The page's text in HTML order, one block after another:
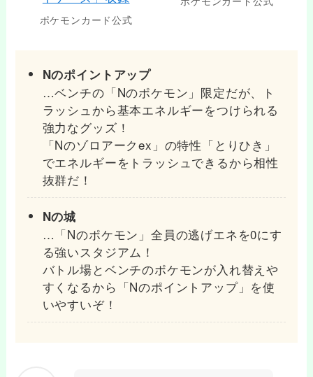
ポケモンカード公式
Nのポイントアップ
…ベンチの「Nのポケモン」限定だが、ト
ラッシュから基本エネルギーをつけられる
強力なグッズ！
「Nのゾロアークex」の特性「とりひき」
でエネルギーをトラッシュできるから相性
抜群だ！
Nの城
…「Nのポケモン」全員の逃げエネを0にす
る強いスタジアム！
バトル場とベンチのポケモンが入れ替えや
すくなるから「Nのポイントアップ」を使
いやすいぞ！